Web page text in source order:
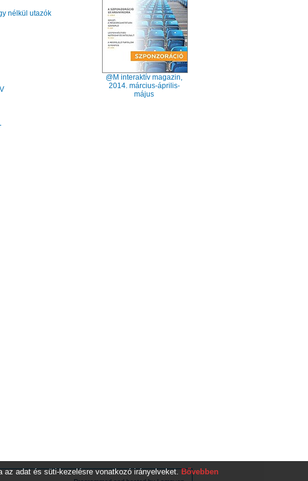
nélkül utazók
@M interaktív magazin,
2014. március-április-
május
az adat és süti-kezelésre vonatkozó irányelveket.Bővebben